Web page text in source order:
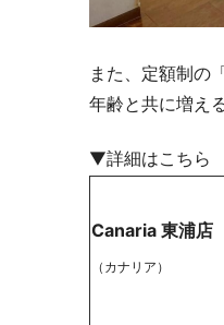
また、定額制の
年齢と共に増え
▼詳細はこちら
Canaria 東浦店
（カナリア）